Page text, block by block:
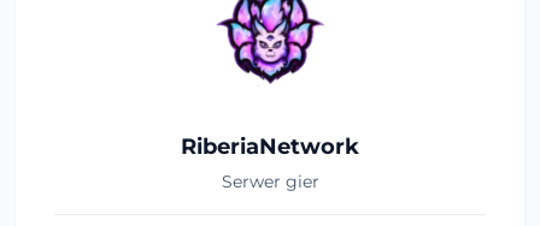
RiberiaNetwork
Serwer gier